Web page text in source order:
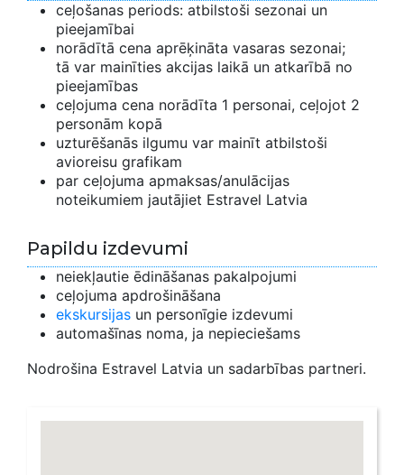
ceļošanas periods: atbilstoši sezonai un
pieejamībai
norādītā cena aprēķināta vasaras sezonai;
tā var mainīties akcijas laikā un atkarībā no
pieejamības
ceļojuma cena norādīta 1 personai, ceļojot 2
personām kopā
uzturēšanās ilgumu var mainīt atbilstoši
avioreisu grafikam
par ceļojuma apmaksas/anulācijas
noteikumiem jautājiet Estravel Latvia
Papildu izdevumi
neiekļautie ēdināšanas pakalpojumi
ceļojuma apdrošināšana
ekskursijas un personīgie izdevumi
automašīnas noma, ja nepieciešams
Nodrošina Estravel Latvia un sadarbības partneri.